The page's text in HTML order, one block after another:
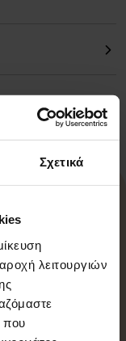
Σχετικά
λειτουργιών
που